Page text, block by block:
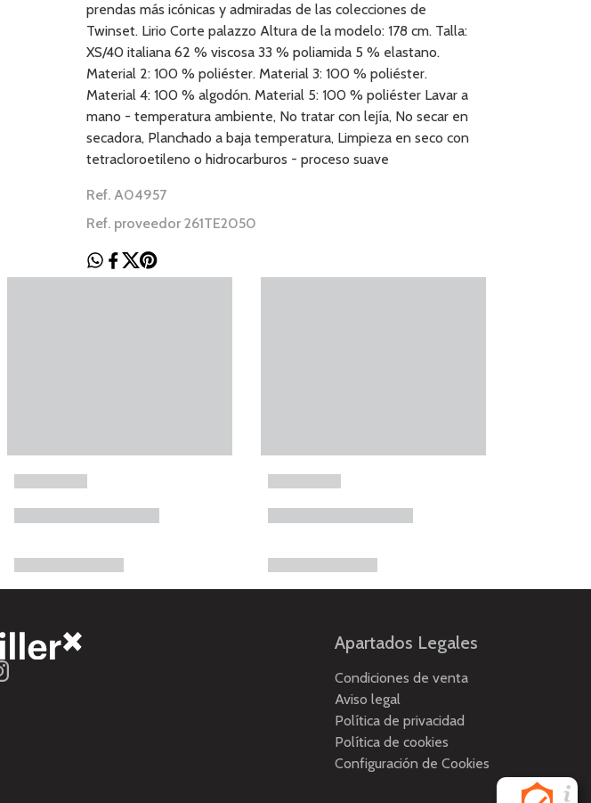
prendas más icónicas y admiradas de las colecciones de
Twinset. Lirio Corte palazzo Altura de la modelo: 178 cm. Talla:
XS/40 italiana 62 % viscosa 33 % poliamida 5 % elastano.
Material 2: 100 % poliéster. Material 3: 100 % poliéster.
Material 4: 100 % algodón. Material 5: 100 % poliéster Lavar a
mano - temperatura ambiente, No tratar con lejía, No secar en
secadora, Planchado a baja temperatura, Limpieza en seco con
tetracloroetileno o hidrocarburos - proceso suave
Ref. A04957
Ref. proveedor 261TE2050
Apartados Legales
Condiciones de venta
Aviso legal
Política de privacidad
Política de cookies
Configuración de Cookies